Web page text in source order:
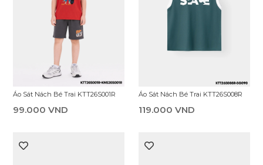
Áo Sát Nách Bé Trai KTT26S001R
99.000 VND
Áo Sát Nách Bé Trai KTT26S008R
119.000 VND